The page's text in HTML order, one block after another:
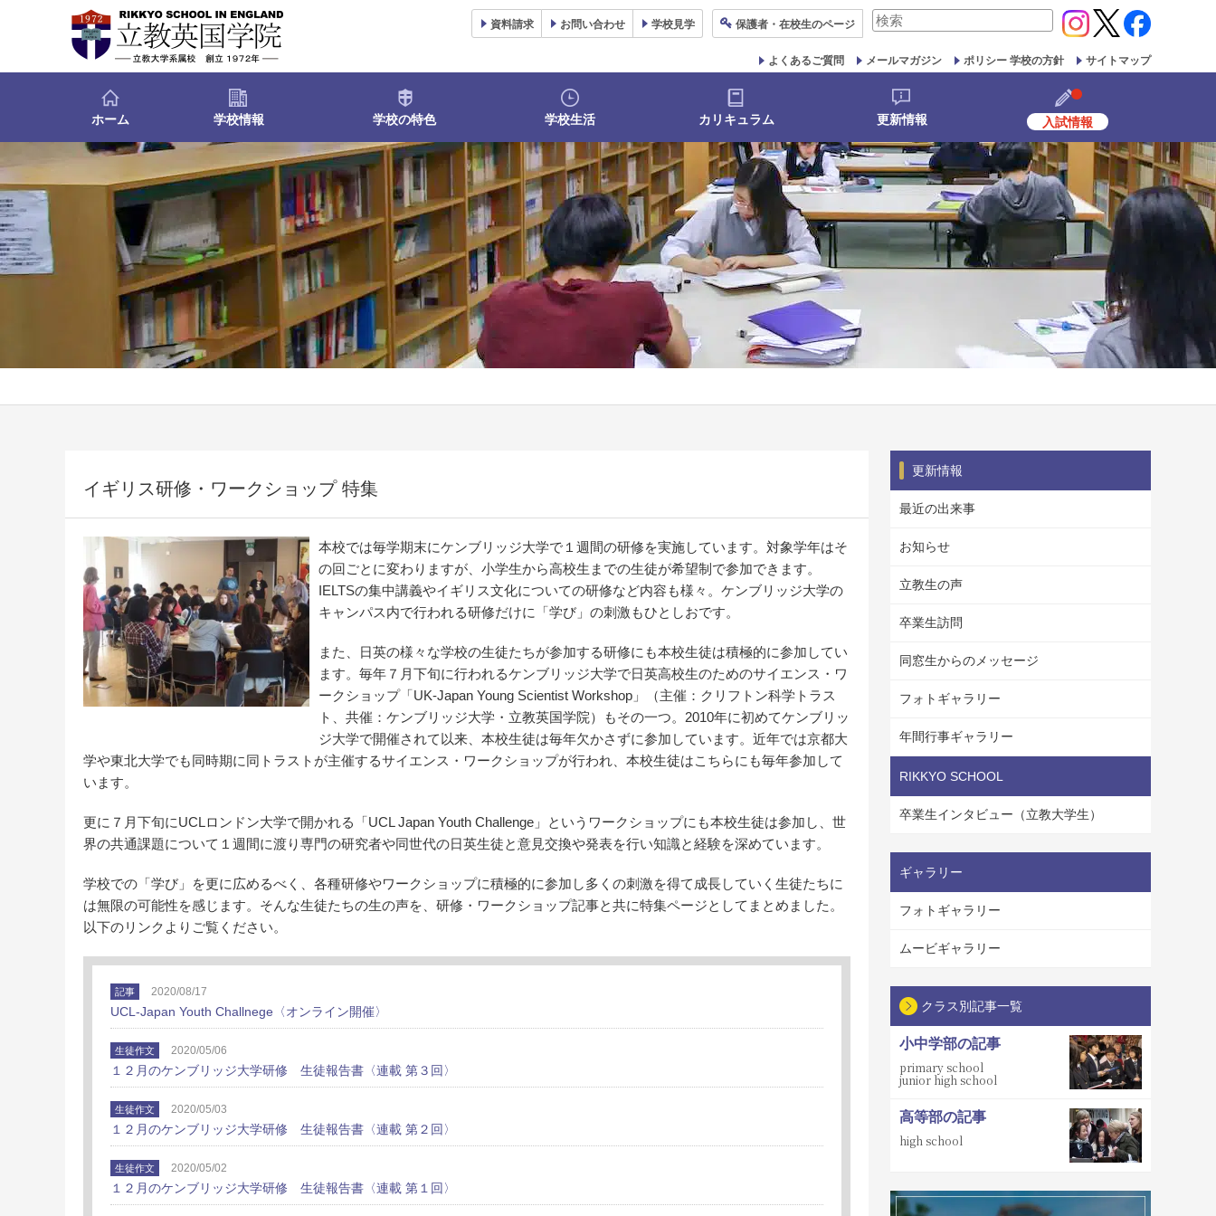
資料請求 お問い合わせ 学校見学 保護者 ・在校生のページ
検
対
象:
よくあるご質問 メールマガジン ポリシー 学校の方針 サイトマップ
ホーム 学校情報 学校の特色 学校生活 カリキュラム 更新情報 入試情報
イギリス研修・ワークショップ 特集
本校では毎学期末にケンブリッジ大学で１週間の研修を実施しています。対象学年はそ
の回ごとに変わりますが、小学生から高校生までの生徒が希望制で参加できます。
IELTSの集中講義やイギリス文化についての研修など内容も様々。ケンブリッジ大学の
キャンパス内で行われる研修だけに「学び」の刺激もひとしおです。
また、日英の様々な学校の生徒たちが参加する研修にも本校生徒は積極的に参加してい
ます。毎年７月下旬に行われるケンブリッジ大学で日英高校生のためのサイエンス・ワ
ークショップ「UK-Japan Young Scientist Workshop」（主催：クリフトン科学トラス
ト、共催：ケンブリッジ大学・立教英国学院）もその一つ。2010年に初めてケンブリッ
ジ大学で開催されて以来、本校生徒は毎年欠かさずに参加しています。近年では京都大
学や東北大学でも同時期に同トラストが主催するサイエンス・ワークショップが行われ、本校生徒はこちらにも毎年参加して
います。
更に７月下旬にUCLロンドン大学で開かれる「UCL Japan Youth Challenge」というワークショップにも本校生徒は参加し、世
界の共通課題について１週間に渡り専門の研究者や同世代の日英生徒と意見交換や発表を行い知識と経験を深めています。
学校での「学び」を更に広めるべく、各種研修やワークショップに積極的に参加し多くの刺激を得て成長していく生徒たちに
は無限の可能性を感じます。そんな生徒たちの生の声を、研修・ワークショップ記事と共に特集ページとしてまとめました。
以下のリンクよりご覧ください。
記事 2020/08/17
UCL-Japan Youth Challnege〈オンライン開催〉
生徒作文 2020/05/06
１２月のケンブリッジ大学研修 生徒報告書〈連載 第３回〉
生徒作文 2020/05/03
１２月のケンブリッジ大学研修 生徒報告書〈連載 第２回〉
生徒作文 2020/05/02
１２月のケンブリッジ大学研修 生徒報告書〈連載 第１回〉
更新情報
最近の出来事
お知らせ
立教生の声
卒業生訪問
同窓生からのメッセージ
フォトギャラリー
年間行事ギャラリー
RIKKYO SCHOOL
卒業生インタビュー（立教大学生）
ギャラリー
フォトギャラリー
ムービギャラリー
クラス別記事一覧
小中学部の記事
primary school
junior high school
高等部の記事
high school